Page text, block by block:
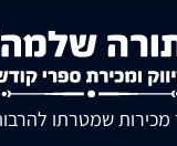
שמטרתו